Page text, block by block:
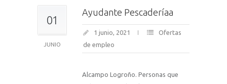
01
JUNIO
Ayudante Pescaderíaa
1 junio, 2021
Ofertas
de empleo
Alcampo Logroño. Personas que